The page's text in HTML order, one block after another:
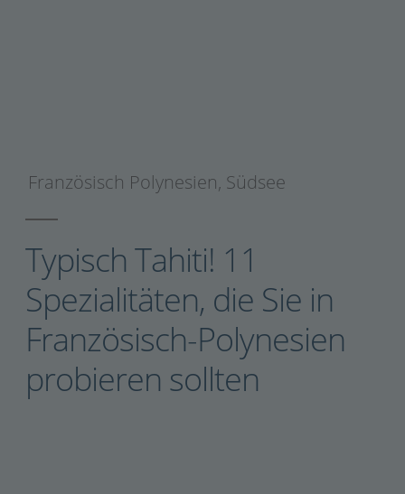
Französisch Polynesien, Südsee
Typisch Tahiti! 11
Spezialitäten, die Sie in
Französisch-Polynesien
probieren sollten